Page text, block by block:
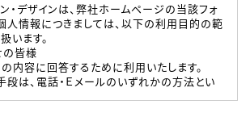
・デザインは、弊社ホームページの当該フォ
人情報につきましては、以下の利用目的の範
います。
皆様
容に回答するために利用いたします。
は、電話・Ｅメールのいずれかの方法とい